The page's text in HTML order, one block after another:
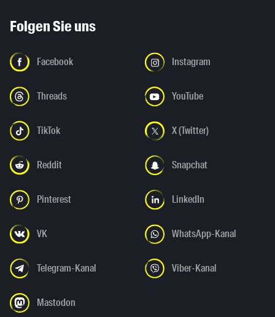
Folgen Sie uns
Facebook Instagram
Threads YouTube
TikTok X (Twitter)
Reddit Snapchat
Pinterest LinkedIn
VK WhatsApp-Kanal
Telegram-Kanal Viber-Kanal
Mastodon